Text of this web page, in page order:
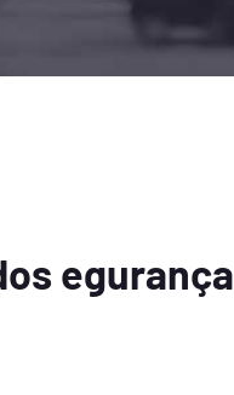
egurança